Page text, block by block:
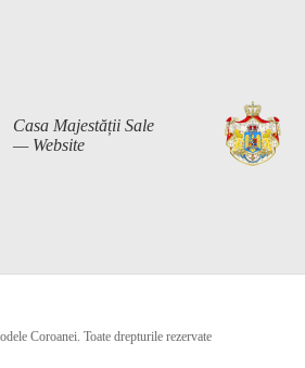
Casa Majestății Sale
— Website
Coroanei. Toate drepturile rezervate